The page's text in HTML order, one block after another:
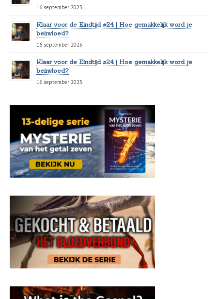
16 september 2025
Klaar voor de Eindtijd #24 | Hoe gemakkelijk word je
beïnvloed?
16 september 2025
Klaar voor de Eindtijd #24 | Hoe gemakkelijk word je
beïnvloed?
16 september 2025